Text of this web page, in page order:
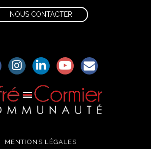
NOUS CONTACTER
Lien vers le compte Facebook
Lien vers le compte Instagram
Lien vers le compte Linkedin
Lien vers la chaîne
S'aWonner à
MENTIONS LÉGALES